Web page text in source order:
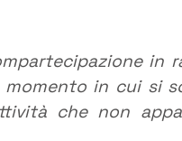
in
in cui si
che non